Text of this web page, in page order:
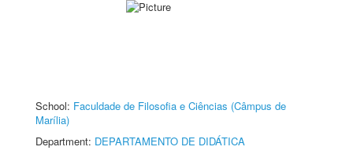
School: Faculdade de Filosofia e Ciências (Câmpus de
Marília)
Department: DEPARTAMENTO DE DIDÁTICA